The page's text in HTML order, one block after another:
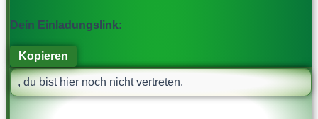
Dein Einladungslink:
Kopieren
, du bist hier noch nicht vertreten.